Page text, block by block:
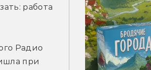
работа
Радио
при